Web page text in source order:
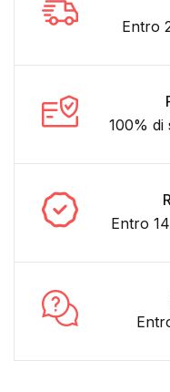
Entro
100% di
Entro